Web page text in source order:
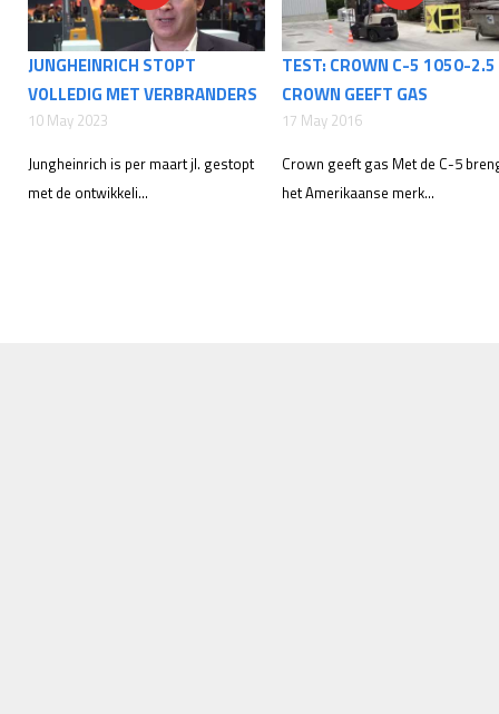
JUNGHEINRICH STOPT
VOLLEDIG MET VERBRANDERS
10 May 2023
Jungheinrich is per maart jl. gestopt
met de ontwikkeli...
TEST: CROWN C-5 1050-
CROWN GEEFT GAS
17 May 2016
Crown geeft gas Met de C-5
het Amerikaanse merk...